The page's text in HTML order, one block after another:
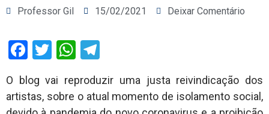
Professor Gil 15/02/2021 Deixar Comentário
Facebook
TwitterWhatsApp
O blog vai reproduzir uma justa reivindicação dos
artistas, sobre o atual momento de isolamento social,